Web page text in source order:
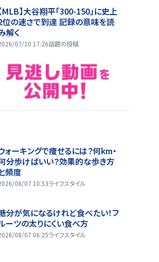
MLB】大谷翔平「300-150」に史上
位の速さで到達 記録の意味を読
解く
07/10 17:26話題の投稿
ォーキングで痩せるには？何km・
分歩けばいい？効果的な歩き方
と頻度
08/07 10:53ライフスタイル
分が気になるけれど食べたい！フ
ーツの太りにくい食べ方
08/07 06:25ライフスタイル